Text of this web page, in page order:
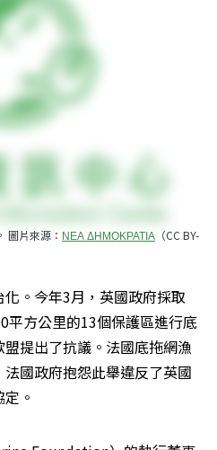
圖片來源： ΝΕΑ ΔΗΜΟΚΡΑΤΙΑ （CC BY-
。今年3月，英國政府採取
平方公里的13個保護區進行底
提出了抗議。法國底拖網漁
國政府抱怨此舉違反了英國
。